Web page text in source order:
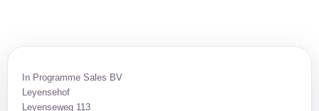
In Programme Sales BV
Leyensehof
Leyenseweg 113